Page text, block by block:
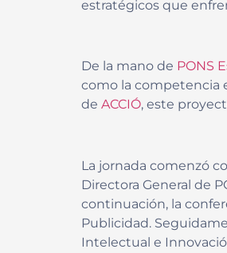
estratégicos que
De la mano de PONS
como la competencia
de ACCIÓ, este
La jornada comenzó
Directora General de
continuación, la
Publicidad.
Intelectual e